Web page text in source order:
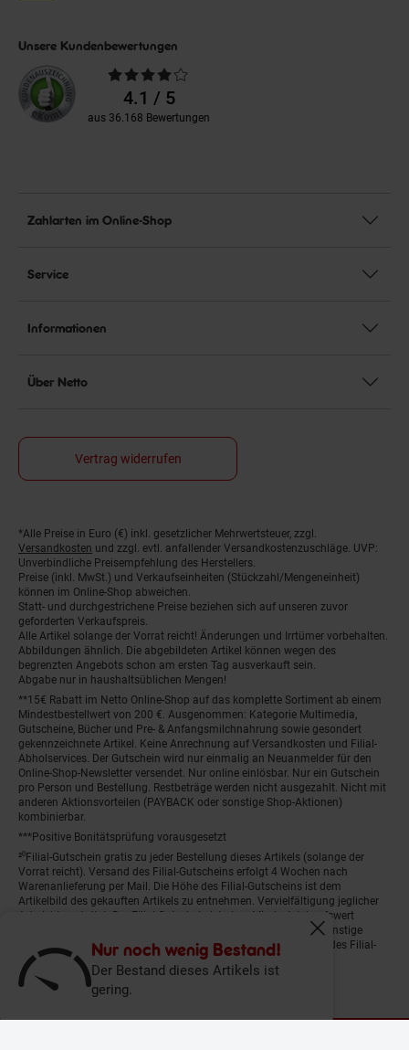
Nur noch wenig Bestand!
Der Bestand dieses Artikels ist
gering.
Fenster
Unsere Kundenbewertungen
Durchschnittliche
Bewertungen4.1 / 5
aus 36.168 Bewertungen
Zahlarten im Online-Shop
Service
Informationen
Über Netto
Vertrag widerrufen
Fußnoten
*Alle Preise in Euro (€) inkl. gesetzlicher Mehrwertsteuer, zzgl.
Versandkosten und zzgl. evtl. anfallender Versandkostenzuschläge. UVP:
Unverbindliche Preisempfehlung des Herstellers.
Preise (inkl. MwSt.) und Verkaufseinheiten (Stückzahl/Mengeneinheit)
können im Online-Shop abweichen.
Statt- und durchgestrichene Preise beziehen sich auf unseren zuvor
geforderten Verkaufspreis.
Alle Artikel solange der Vorrat reicht! Änderungen und Irrtümer vorbehalten.
Abbildungen ähnlich. Die abgebildeten Artikel können wegen des
begrenzten Angebots schon am ersten Tag ausverkauft sein.
Abgabe nur in haushaltsüblichen Mengen!
**15€ Rabatt im Netto Online-Shop auf das komplette Sortiment ab einem
Mindestbestellwert von 200 €. Ausgenommen: Kategorie Multimedia,
Gutscheine, Bücher und Pre- & Anfangsmilchnahrung sowie gesondert
gekennzeichnete Artikel. Keine Anrechnung auf Versandkosten und Filial-
Abholservices. Der Gutschein wird nur einmalig an Neuanmelder für den
Online-Shop-Newsletter versendet. Nur online einlösbar. Nur ein Gutschein
pro Person und Bestellung. Restbeträge werden nicht ausgezahlt. Nicht mit
anderen Aktionsvorteilen (PAYBACK oder sonstige Shop-Aktionen)
kombinierbar.
***Positive Bonitätsprüfung vorausgesetzt
²⁰Filial-Gutschein gratis zu jeder Bestellung dieses Artikels (solange der
Vorrat reicht). Versand des Filial-Gutscheins erfolgt 4 Wochen nach
Warenanlieferung per Mail. Die Höhe des Filial-Gutscheins ist dem
Artikelbild des gekauften Artikels zu entnehmen. Vervielfältigung jeglicher
Art nicht gestattet. Der Filial-Gutschein ist ohne Mindesteinkaufswert
einlösbar. Nicht mit anderen Aktionsvorteilen (PAYBACK oder sonstige
Shop-Aktionen) kombinierbar. Der jeweilige Gültigkeitszeitraum des Filial-
Gutscheins ist darauf vermerkt.